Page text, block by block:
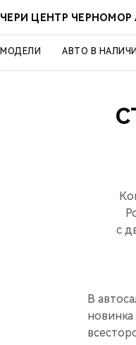
ЧЕРИ ЦЕНТР
МОДЕЛИ АВТО В
с
В